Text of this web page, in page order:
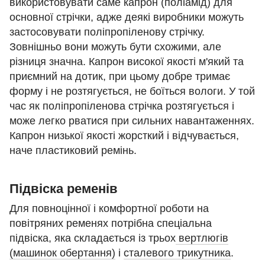
використовувати саме капрон (поліамід) для
основної стрічки, адже деякі виробники можуть
застосовувати поліпропіленову стрічку.
Зовнішньо вони можуть бути схожими, але
різниця значна. Капрон високої якості м'який та
приємний на дотик, при цьому добре тримає
форму і не розтягується, не боїться вологи. У той
час як поліпропіленова стрічка розтягується і
може легко рватися при сильних навантаженнях.
Капрон низької якості жорсткий і відчувається,
наче пластиковий ремінь.
Підвіска ременів
Для повноцінної і комфортної роботи на
повітряних ременях потрібна спеціальна
підвіска, яка складається із трьох вертлюгів
(машинок обертання) і сталевого трикутника.